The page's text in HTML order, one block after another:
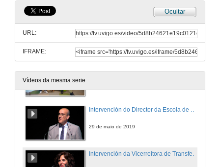
Ocultar
URL:
IFRAME:
Vídeos da mesma serie
29 de maio de 2019
Intervención do Director da Escola de Enxeñería Industrial, Juan Pardo Froján
29 de maio de 2019